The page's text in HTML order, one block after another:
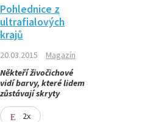
Pohlednice z
ultrafialových
krajů
20.03.2015
Magazín
Někteří živočichové
vidí barvy, které lidem
zůstávají skryty
2x